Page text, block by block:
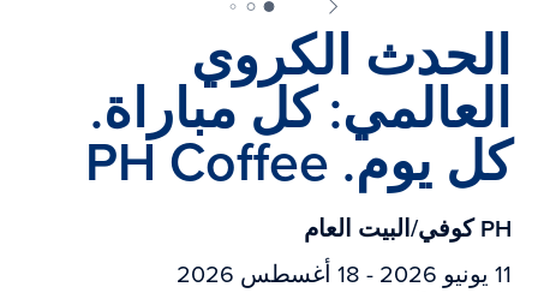
الحدث الكروي
العالمي: كل مباراة.
كل يوم. PH Coffee
PH كوفي/البيت العام
11 يونيو 2026 - 18 أغسطس 2026